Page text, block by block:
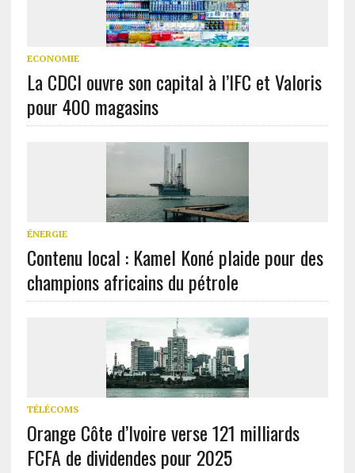
ECONOMIE
La CDCI ouvre son capital à l’IFC et Valoris
pour 400 magasins
ÉNERGIE
Contenu local : Kamel Koné plaide pour des
champions africains du pétrole
TÉLÉCOMS
Orange Côte d’Ivoire verse 121 milliards
FCFA de dividendes pour 2025